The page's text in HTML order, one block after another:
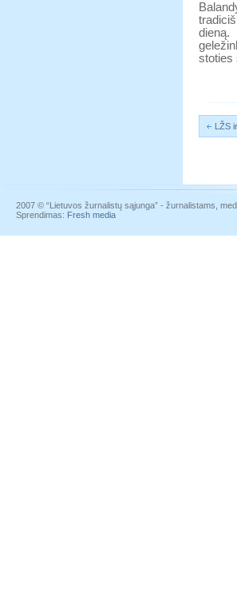
dieną.
stoties
LŽS
2007 © “Lietuvos žurnalistų sąjunga” - žurnalistams,
Sprendimas: Fresh media